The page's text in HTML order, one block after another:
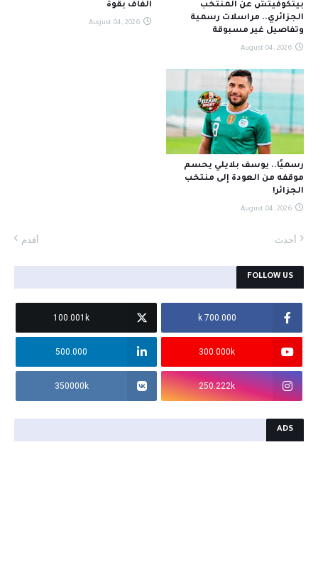
بيتكوفيتش عن المنتخب
الجزائري.. مراسلات رسمية
وتفاصيل غير مسبوقة
August 04, 2026
الفاف بقوة
August 04, 2026
رسميًا.. يوسف بلايلي يحسم
موقفه من العودة إلى منتخب
الجزائر!
August 04, 2026
أحدث أقدم
FOLLOW US
700.000 k
100.001k
300.000k
500.000
250.222k
350000k
ADS